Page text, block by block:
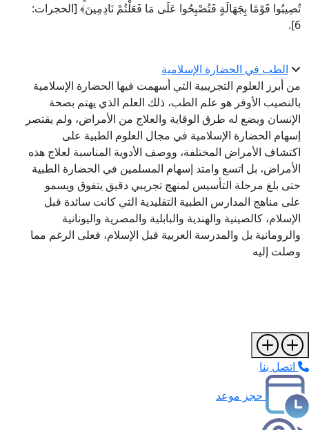
تُصِيبُوا قَوْمًا بِجَهَالَةٍ فَتُصْبِحُوا عَلَى مَا فَعَلْتُمْ نَادِمِينَ﴾ [الحجرات:
6].
الطب في الحضارة الإسلامية
من أبرز العلوم التجريبية التي أسهمت فيها الحضارة الإسلامية
بالنصيب الأوفر هو علم الطب، ذلك العلم الذي يهتم بصحة
الإنسان ويضع له طرق الوقاية والعلاج من الأمراض، ولم يقتصر
إسهام الحضارة الإسلامية في مجال العلوم الطبية على
اكتشاف الأمراض المختلفة، ووصف الأدوية المناسبة لعلاج هذه
الأمراض، بل اتسع وامتد إسهام المسلمين في الحضارة الطبية
حتى بلغ مرحلة التأسيس لمنهج تجريبي دقيق يتفوق ويسمو
على مناهج المدارس الطبية التقليدية التي كانت سائدة قبل
الإسلام، كالصينية والهندية والبابلية والمصرية واليونانية
والرومانية بل والمدرسة العربية قبل الإسلام، فعلى الرغم مما
وصلت إليه
اتصل بنا
حجز موعد